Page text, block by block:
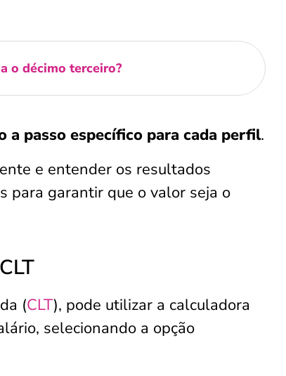
o décimo terceiro?
a passo específico para cada perfil.
e entender os resultados
para garantir que o valor seja o
(CLT), pode utilizar a calculadora
selecionando a opção